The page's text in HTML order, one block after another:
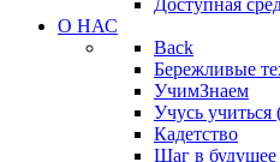
Доступная
О НАС
Back
Бережливые
УчимЗнаем
Учусь
Кадетство
Шаг в будущее